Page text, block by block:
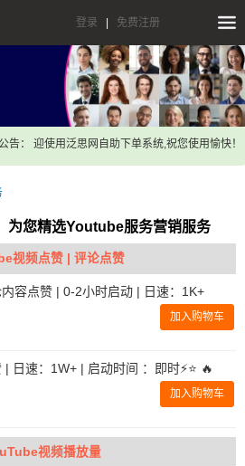
登录 免费注册
迎使用泛思网自助下单系统,祝您使用愉快！
为您精选Youtube服务营销服务
视频点赞 | 评论点赞
容点赞 | 0-2小时启动 | 日速：1K+
加入购物车
日速：1W+ | 启动时间 ：即时⚡️⭐ 🔥
加入购物车
视频播放量